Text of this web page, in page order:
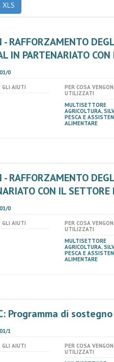
XLS
- RAFFORZAMENTO
IN PARTENARIATO
0
GLI AIUTI
PER COSA
UTILIZZATI
MULTISETTORE
AGRICOLTURA,
PESCA E
ALIMENTARE
- RAFFORZAMENTO
CON IL
0
GLI AIUTI
PER COSA
UTILIZZATI
MULTISETTORE
AGRICOLTURA,
PESCA E
ALIMENTARE
Programma di
1
GLI AIUTI
PER COSA
UTILIZZATI